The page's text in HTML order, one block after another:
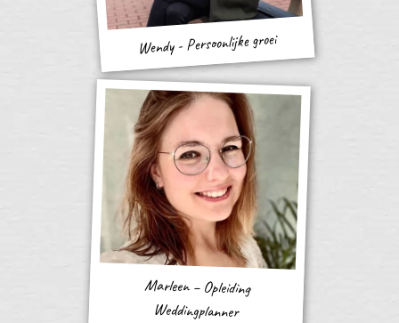
Wendy - Persoonlijke groei
Marleen – Opleiding
Weddingplanner